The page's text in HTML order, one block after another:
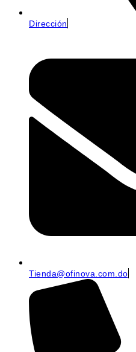
Dirección
Tienda@ofinova.com.do